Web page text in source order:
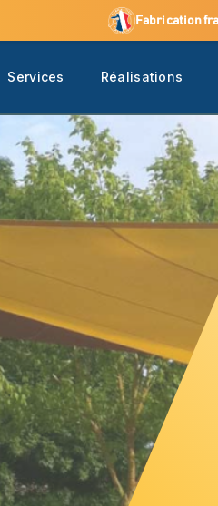
Fabrication
Services Réalisations